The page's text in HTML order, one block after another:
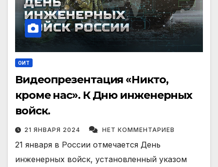
ОИТ
Видеопрезентация «Никто,
кроме нас». К Дню инженерных
войск.
21 ЯНВАРЯ 2024 НЕТ КОММЕНТАРИЕВ
21 января в России отмечается День
инженерных войск, установленный указом